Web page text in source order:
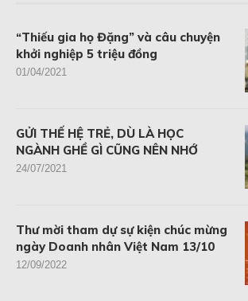
“Thiếu gia họ Đặng” và câu chuyện
khởi nghiệp 5 triệu đồng
01/04/2021
GỬI THẾ HỆ TRẺ, DÙ LÀ HỌC
NGÀNH GHỀ GÌ CŨNG NÊN NHỚ
24/07/2021
Thư mời tham dự sự kiện chúc mừng
ngày Doanh nhân Việt Nam 13/10
12/09/2022